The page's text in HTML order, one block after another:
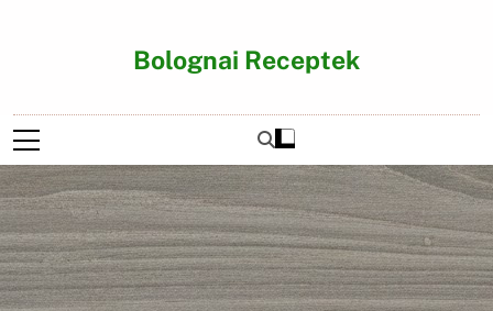
Bolognai Receptek